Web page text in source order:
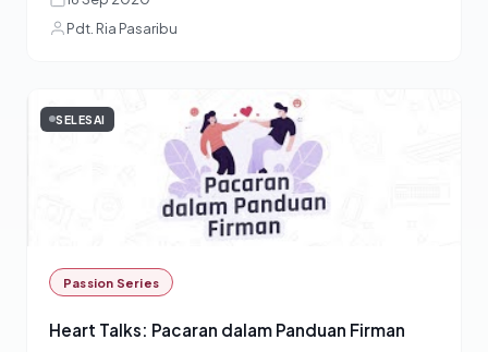
Pdt. Ria Pasaribu
SELESAI
Passion Series
Heart Talks: Pacaran dalam Panduan Firman